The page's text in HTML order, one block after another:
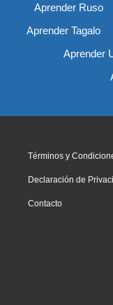
Aprender Ruso
Aprender Tagalo
Aprender
Términos y
Declaración de
Contacto